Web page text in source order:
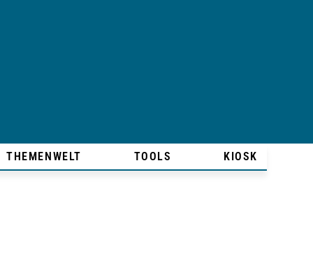
THEMENWELT TOOLS KIOSK